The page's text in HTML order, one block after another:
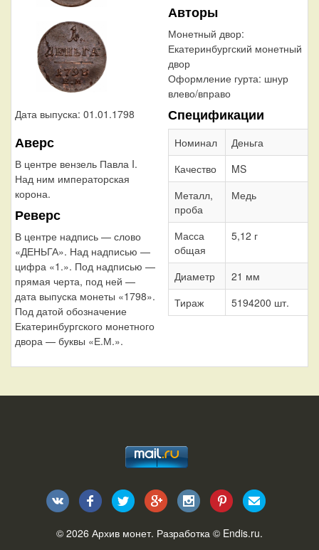
Дата выпуска: 01.01.1798
Аверс
В центре вензель Павла I.
Над ним императорская
корона.
Реверс
В центре надпись — слово
«ДЕНЬГА». Над надписью —
цифра «1.». Под надписью —
прямая черта, под ней —
дата выпуска монеты «1798».
Под датой обозначение
Екатеринбургского монетного
двора — буквы «Е.М.».
Авторы
Монетный двор:
Екатеринбургский монетный
двор
Оформление гурта: шнур
влево/вправо
Спецификации
Номинал
Деньга
Качество
MS
Металл,
проба
Медь
Масса
общая
5,12 г
Диаметр
21 мм
Тираж
5194200 шт.
© 2026 Архив монет. Разработка © Endis.ru.